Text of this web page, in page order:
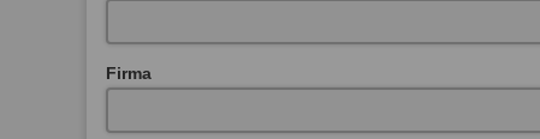
Firma